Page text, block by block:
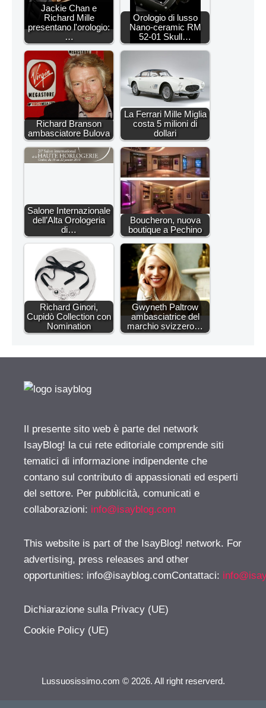
Jackie Chan e
Richard Mille
presentano l'orologio:
…
Orologio di lusso
Nano-ceramic RM
52-01 Skull…
Richard Branson
ambasciatore Bulova
La Ferrari Mille Miglia
costa 5 milioni di
dollari
Salone Internazionale
dell’Alta Orologeria
di…
Boucheron, nuova
boutique a Pechino
Richard Ginori,
Cupidò Collection con
Nomination
Gwyneth Paltrow
ambasciatrice del
marchio svizzero…
Il presente sito web è parte del network
IsayBlog! la cui rete editoriale comprende siti
tematici di informazione indipendente che
contano sul contributo di appassionati ed esperti
del settore. Per pubblicità, comunicati e
collaborazioni: info@isayblog.com
This website is part of the IsayBlog! network. For
advertising, press releases and other
opportunities: info@isayblog.comContattaci:
Dichiarazione sulla Privacy (UE)
Cookie Policy (UE)
Lussuosissimo.com © 2026. All right reserverd.